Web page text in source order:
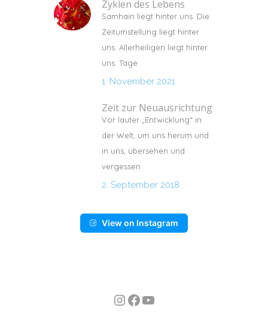
Zyklen des Lebens
Samhain liegt hinter uns. Die
Zeitumstellung liegt hinter
uns. Allerheiligen liegt hinter
uns. Tage
1. November 2021
Zeit zur Neuausrichtung
Vor lauter „Entwicklung“ in
der Welt, um uns herum und
in uns, übersehen und
vergessen
2. September 2018
View on Instagram
Instagram
Facebook
YouTube